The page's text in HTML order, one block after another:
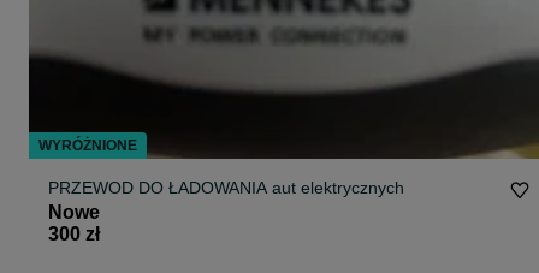
PRZEWOD DO ŁADOWANIA aut elektrycznych
Nowe
300 zł
WYRÓŻNIONE